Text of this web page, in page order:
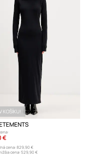
KOŠÍKU!
€
cena:829,90 €
cena:529,90 €